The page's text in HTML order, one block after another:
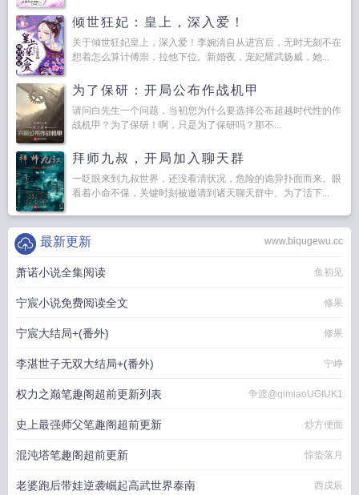
倾世狂妃：皇上，深入爱！
关于倾世狂妃皇上，深入爱！李婉清自从进宫后，无时无刻不在
想着怎么算计傅崇，拉他下位。新婚夜，宠妃耀武扬威，她...
为了保研：开局公布作战机甲
请问白先生一个问题，当初您为什么要选择公布超越时代性的作
战机甲？为了保研！啊，只是为了保研吗？那不...
拜师九叔，开局加入聊天群
一眨眼来到九叔世界，还没看清状况，危险的诡异扑面而来。眼
看着小命不保，关键时刻被邀请到诸天聊天群中。为了活下...
www.biqugewu.cc
最新更新
萧诺小说全集阅读 鱼初见
宁宸小说免费阅读全文 修果
宁宸大结局+(番外) 修果
李湛世子无双大结局+(番外) 宁峥
权力之巅笔趣阁超前更新列表 争渡@qimiaoUGtUK1
史上最强师父笔趣阁超前更新 炒方便面
混沌塔笔趣阁超前更新 惊蛰落月
老婆跑后带娃逆袭崛起高武世界泰南 西戌辰